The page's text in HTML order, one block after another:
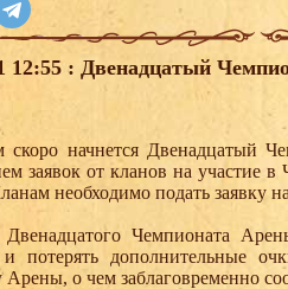
12:55 : Двенадцатый
скоро начнется Двенадцатый
заявок от кланов на участие
необходимо подать заявку
Чемпионата
и потерять дополнительные
Арены, о чем заблаговременно